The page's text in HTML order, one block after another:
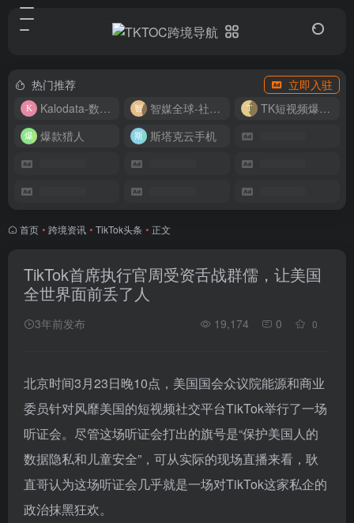
热门推荐
立即入驻
Kalodata-数据分析平台
智媒全球-社媒管理平台
TK短视频爆款复刻
爆款猎人
斯塔克云手机
首页 • 跨境资讯 • TikTok头条 • 正文
TikTok首席执行官周受资舌战群儒，让美国
全世界面前丢了人
3年前发布 19,174 0 0
北京时间3月23日晚10点，美国国会众议院能源和商业
委员针对风靡美国的短视频社交平台TikTok举行了一场
听证会。尽管这场听证会打出的旗号是“保护美国人的
数据隐私和儿童安全”，可从实际的现场直播来看，耿
直哥认为这场听证会几乎就是一场对TikTok这家私企的
政治抹黑狂欢。